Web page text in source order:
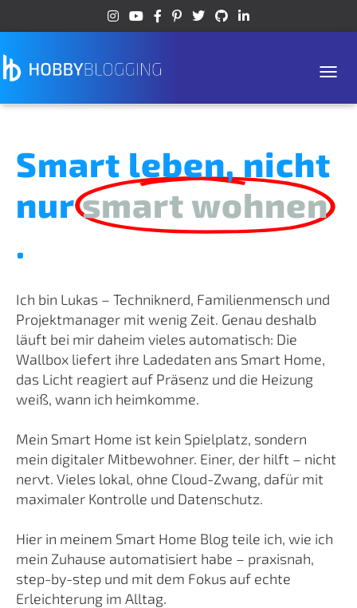
Smart leben, nicht
nursmart wohnen
.
Ich bin Lukas – Techniknerd, Familienmensch und
Projektmanager mit wenig Zeit. Genau deshalb
läuft bei mir daheim vieles automatisch: Die
Wallbox liefert ihre Ladedaten ans Smart Home,
das Licht reagiert auf Präsenz und die Heizung
weiß, wann ich heimkomme.
Mein Smart Home ist kein Spielplatz, sondern
mein digitaler Mitbewohner. Einer, der hilft – nicht
nervt. Vieles lokal, ohne Cloud-Zwang, dafür mit
maximaler Kontrolle und Datenschutz.
Hier in meinem Smart Home Blog teile ich, wie ich
mein Zuhause automatisiert habe – praxisnah,
step-by-step und mit dem Fokus auf echte
Erleichterung im Alltag.